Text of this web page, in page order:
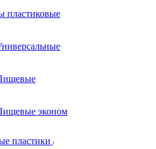
пластиковые
эконом
пластики